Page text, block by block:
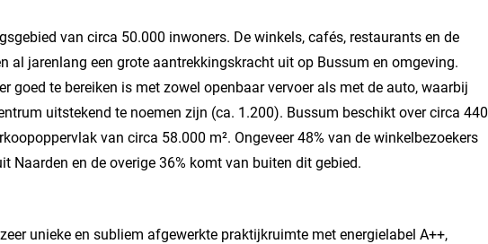
van circa 50.000 inwoners. De winkels, cafés, restaurants en de
al jarenlang een grote aantrekkingskracht uit op Bussum en omgeving.
goed te bereiken is met zowel openbaar vervoer als met de auto, waarbij
uitstekend te noemen zijn (ca. 1.200). Bussum beschikt over circa 440
van circa 58.000 m². Ongeveer 48% van de winkelbezoekers
Naarden en de overige 36% komt van buiten dit gebied.
unieke en subliem afgewerkte praktijkruimte met energielabel A++,